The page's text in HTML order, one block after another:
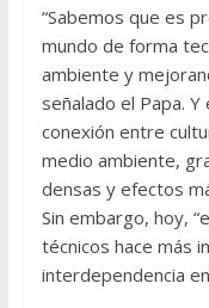
“Sabemos que es
mundo de forma
ambiente y
señalado el Papa. Y
conexión entre
medio ambiente,
densas y efectos
Sin embargo, hoy,
técnicos hace más
interdependencia